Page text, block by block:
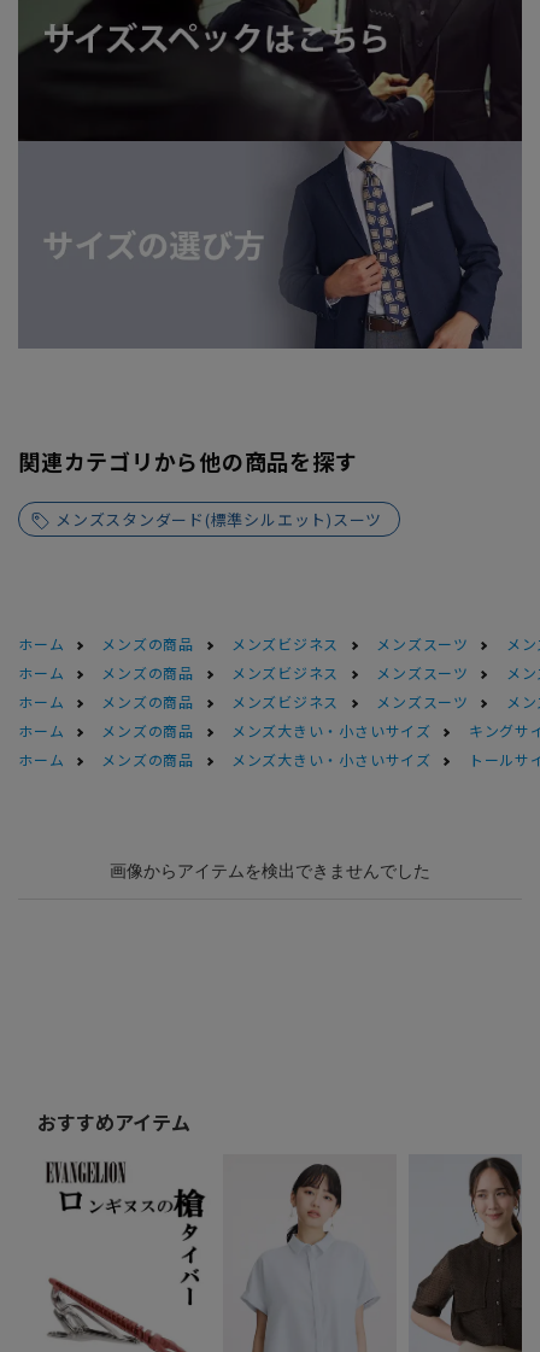
関連カテゴリから他の商品を探す
メンズスタンダード(標準シルエット)スーツ
ホーム メンズの商品 メンズビジネス メンズスーツ
メ
ホーム
メンズの商品 メンズビジネス メンズスーツ
メ
ホーム
メンズの商品 メンズビジネス メンズスーツ
メ
ホーム
メンズの商品 メンズ大きい・小さいサイズ
キングサ
ホーム
メンズの商品 メンズ大きい・小さいサイズ トールサ